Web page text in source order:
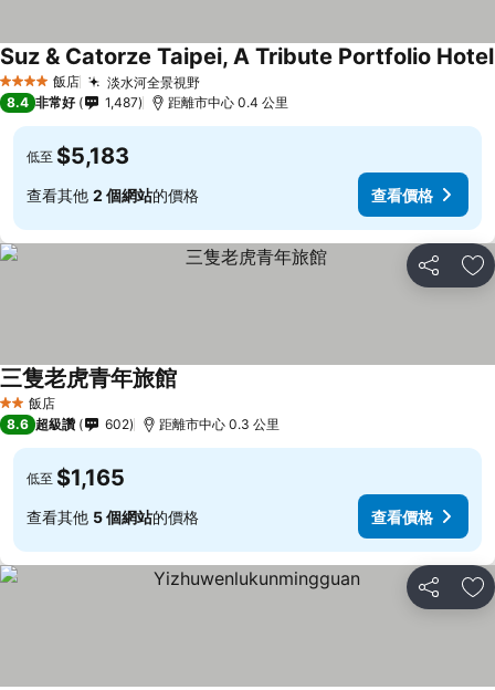
4 星級 飯店 淡水河全景視野
Suz & Catorze Taipei, A Tribute Portfolio Hotel
8.4 非常好 1,487 距離市中心 0.4 公里
低至 $5,183
查看其他 2 個網站的價格 查看價格
分享 加
2 星級飯店
三隻老虎青年旅館
8.6 超級讚 602 距離市中心 0.3 公里
低至 $1,165
查看其他 5 個網站的價格 查看價格
分享 加